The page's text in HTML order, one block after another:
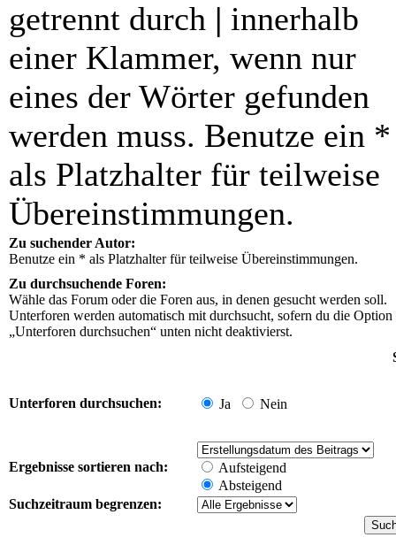
getrennt durch | innerhalb
einer Klammer, wenn nur
eines der Wörter gefunden
werden muss. Benutze ein *
als Platzhalter für teilweise
Übereinstimmungen.
Zu suchender Autor:
Benutze ein * als Platzhalter für teilweise Übereinstimmungen.
Zu durchsuchende Foren:
Wähle das Forum oder die Foren aus, in denen gesucht werden soll.
Unterforen werden automatisch mit durchsucht, sofern du die Option
„Unterforen durchsuchen“ unten nicht deaktivierst.
Unterforen durchsuchen: Ja Nein
Ergebnisse sortieren nach:
Aufsteigend
Absteigend
Suchzeitraum begrenzen: